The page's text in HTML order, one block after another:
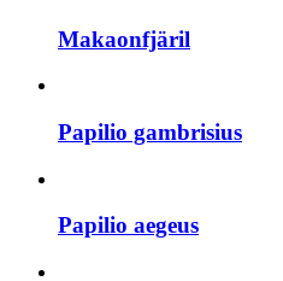
Makaonfjäril
Papilio gambrisius
Papilio aegeus